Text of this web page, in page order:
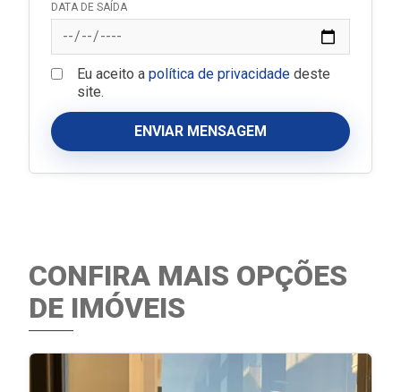
DATA DE SAÍDA
Eu aceito a política de privacidade deste
site.
ENVIAR MENSAGEM
CONFIRA MAIS OPÇÕES
DE IMÓVEIS